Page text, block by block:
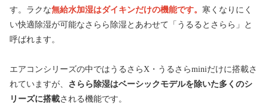
す。ラクな無給水加湿はダイキンだけの機能です。 寒くなりにく
い快適除湿が可能なさらら除湿とあわせて「うるるとさらら」と
呼ばれます。
エアコンシリーズの中ではうるさらX・うるさらminiだけに搭載さ
れていますが、 さらら除湿はベーシックモデルを除いた多くのシ
リーズに搭載される機能です。